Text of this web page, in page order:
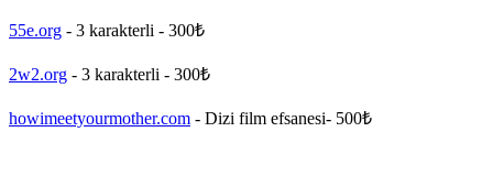
55e.org - 3 karakterli - 300₺
2w2.org - 3 karakterli - 300₺
howimeetyourmother.com - Dizi film efsanesi- 500₺